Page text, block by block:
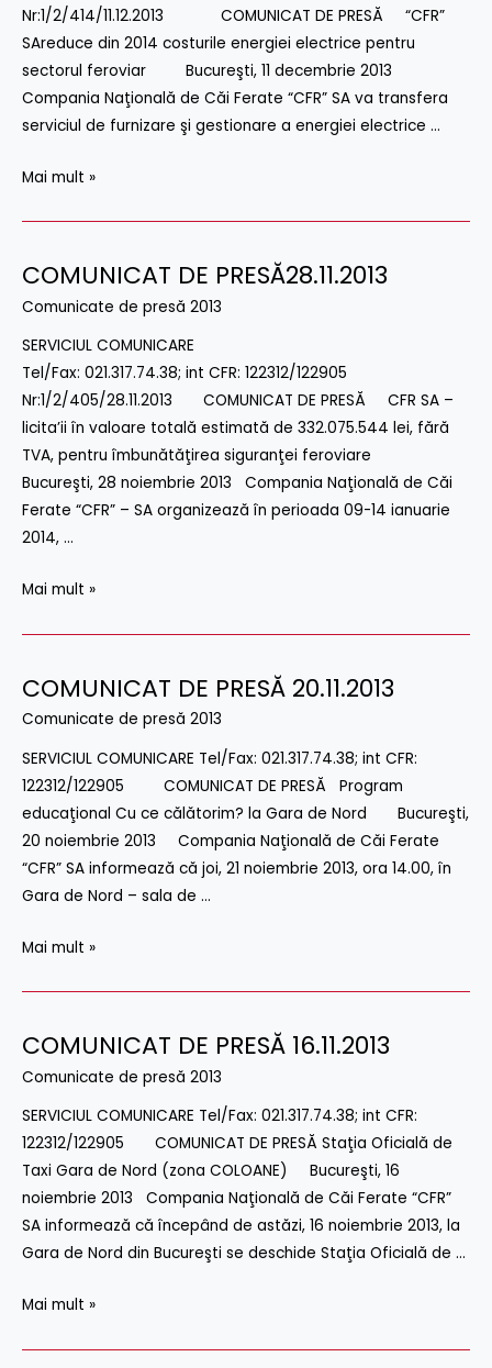
Nr:1/2/414/11.12.2013 COMUNICAT DE PRESĂ “CFR”
SAreduce din 2014 costurile energiei electrice pentru
sectorul feroviar Bucureşti, 11 decembrie 2013
Compania Naţională de Căi Ferate “CFR” SA va transfera
serviciul de furnizare şi gestionare a energiei electrice …
Mai mult »
COMUNICAT DE PRESĂ28.11.2013
Comunicate de presă 2013
SERVICIUL COMUNICARE
Tel/Fax: 021.317.74.38; int CFR: 122312/122905
Nr:1/2/405/28.11.2013 COMUNICAT DE PRESĂ CFR SA –
licita’ii în valoare totală estimată de 332.075.544 lei, fără
TVA, pentru îmbunătăţirea siguranţei feroviare
Bucureşti, 28 noiembrie 2013 Compania Naţională de Căi
Ferate “CFR” – SA organizează în perioada 09-14 ianuarie
2014, …
COMUNICAT
DE
Mai mult »
COMUNICAT DE PRESĂ 20.11.2013
Comunicate de presă 2013
SERVICIUL COMUNICARE Tel/Fax: 021.317.74.38; int CFR:
122312/122905 COMUNICAT DE PRESĂ Program
educaţional Cu ce călătorim? la Gara de Nord Bucureşti,
20 noiembrie 2013 Compania Naţională de Căi Ferate
“CFR” SA informează că joi, 21 noiembrie 2013, ora 14.00, în
Gara de Nord – sala de …
COMUNICAT
DE
20.11.2013
Mai mult »
COMUNICAT DE PRESĂ 16.11.2013
Comunicate de presă 2013
SERVICIUL COMUNICARE Tel/Fax: 021.317.74.38; int CFR:
122312/122905 COMUNICAT DE PRESĂ Staţia Oficială de
Taxi Gara de Nord (zona COLOANE) Bucureşti, 16
noiembrie 2013 Compania Naţională de Căi Ferate “CFR”
SA informează că începând de astăzi, 16 noiembrie 2013, la
Gara de Nord din Bucureşti se deschide Staţia Oficială de …
COMUNICAT
DE
16.11.2013
Mai mult »